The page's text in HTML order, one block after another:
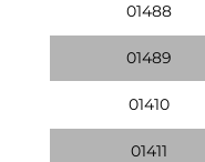
01488
01489
01410
01411